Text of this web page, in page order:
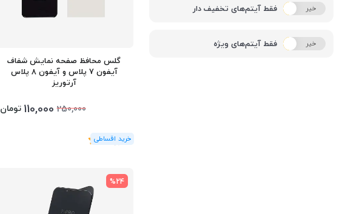
بله خیر فقط آیتم‌های تخفیف دار
بله خیر فقط آیتم‌های ویژه
گلس محافظ صفحه نمایش شفاف
آیفون 7 پلاس و آیفون 8 پلاس
آرتوریز
250,000
110,000 تومان
(1رای)
5
%24